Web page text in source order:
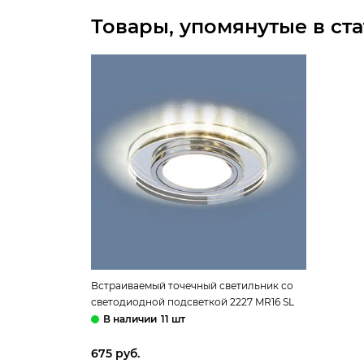
Товары, упомянутые в
Встраиваемый точечный светильник со
светодиодной подсветкой 2227 MR16 SL
зеркальный/серебро Elektrostandard
11 шт
675 руб.